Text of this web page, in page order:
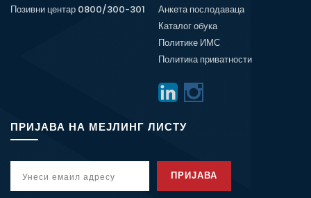
Позивни центар 0800/300-301
Анкета послодаваца
Каталог обука
Политике ИМС
Политика приватности
ПРИЈАВА НА МЕЈЛИНГ ЛИСТУ
ПРИЈАВА